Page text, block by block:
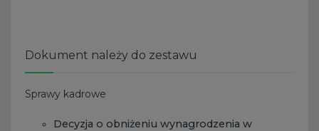
Dokument należy do zestawu
Sprawy kadrowe
Decyzja o obniżeniu wynagrodzenia w